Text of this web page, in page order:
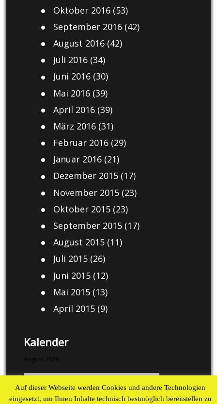
Oktober 2016(53)
September 2016(42)
August 2016(42)
Juli 2016(34)
Juni 2016(30)
Mai 2016(39)
April 2016(39)
März 2016(31)
Februar 2016(29)
Januar 2016(21)
Dezember 2015(17)
November 2015(23)
Oktober 2015(23)
September 2015(17)
August 2015(11)
Juli 2015(26)
Juni 2015(12)
Mai 2015(13)
April 2015(9)
Kalender
August 2026
1
2
Auf dieser Webseite werden Cookies und andere Technologien
eingesetzt, um Ihnen Inhalte technisch bestmöglich bereitstellen zu